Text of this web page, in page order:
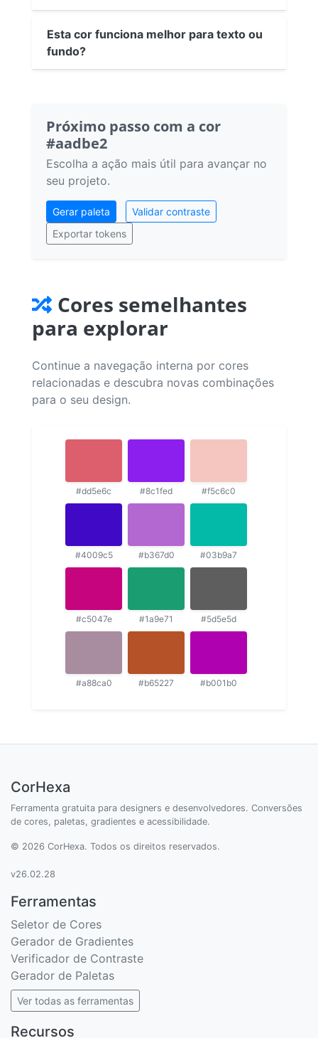
Esta cor funciona melhor para texto ou
fundo?
Próximo passo com a cor
#aadbe2
Escolha a ação mais útil para avançar no
seu projeto.
Gerar paleta
Validar contraste
Exportar tokens
Cores semelhantes
para explorar
Continue a navegação interna por cores
relacionadas e descubra novas combinações
para o seu design.
#dd5e6c #8c1fed #f5c6c0
#4009c5 #b367d0 #03b9a7
#c5047e #1a9e71 #5d5e5d
#a88ca0 #b65227 #b001b0
CorHexa
Ferramenta gratuita para designers e desenvolvedores. Conversões
de cores, paletas, gradientes e acessibilidade.
© 2026 CorHexa. Todos os direitos reservados.
v26.02.28
Ferramentas
Seletor de Cores
Gerador de Gradientes
Verificador de Contraste
Gerador de Paletas
Ver todas as ferramentas
Recursos